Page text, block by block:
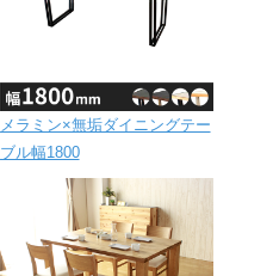
メラミン×無垢ダイニングテー
ブル幅1800